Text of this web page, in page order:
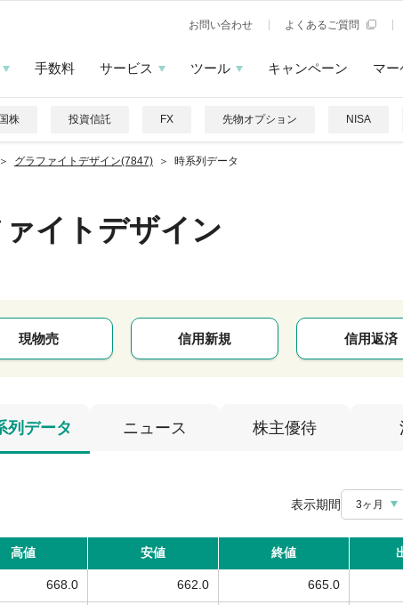
お問い合わせ よくあるご質問
手数料 サービス ツール キャンペーン マー
株 投資信託 FX 先物オプション NISA
グラファイトデザイン(7847) 時系列データ
ァイトデザイン
現物売 信用新規 信用返済
列データ ニュース 株主優待
表示期間 3ヶ月
高値 安値 終値
668.0 662.0 665.0